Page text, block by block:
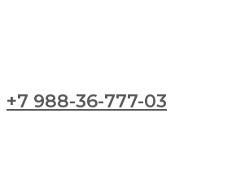
+7 988-36-777-03